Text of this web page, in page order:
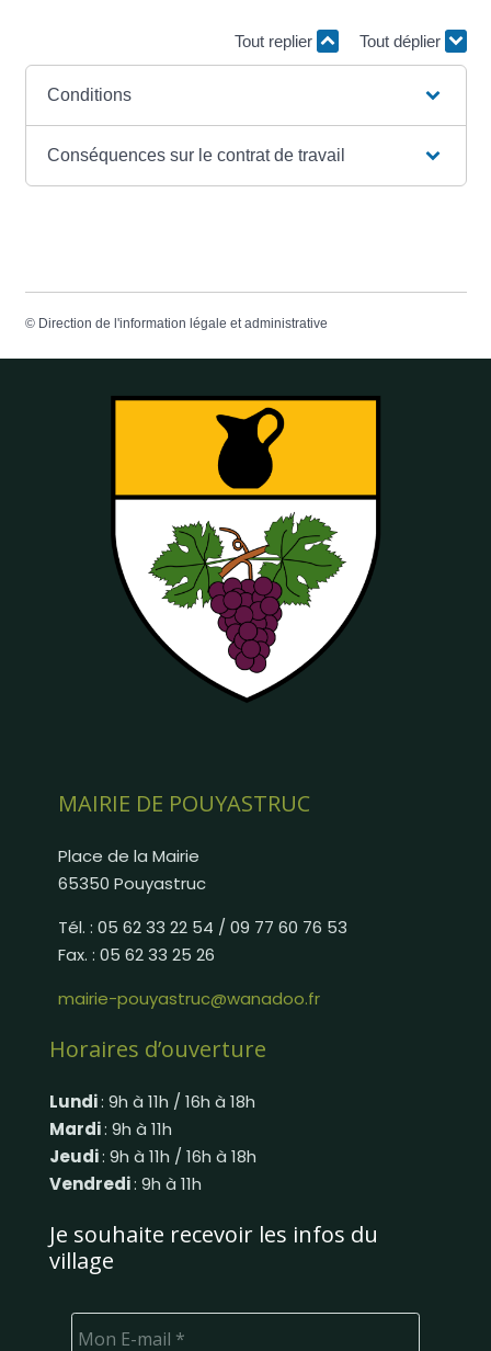
Tout replier Tout déplier
Conditions
Conséquences sur le contrat de travail
© Direction de l'information légale et administrative
MAIRIE DE POUYASTRUC
Place de la Mairie
65350 Pouyastruc
Tél. : 05 62 33 22 54 / 09 77 60 76 53
Fax. : 05 62 33 25 26
mairie-pouyastruc@wanadoo.fr
Horaires d’ouverture
Lundi: 9h à 11h / 16h à 18h
Mardi: 9h à 11h
Jeudi: 9h à 11h / 16h à 18h
Vendredi: 9h à 11h
Je souhaite recevoir les infos du
village